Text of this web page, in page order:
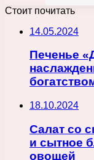
Стоит почитать
14.05.2024
Печенье
18.10.2024
Салат со
и сытное
овощей